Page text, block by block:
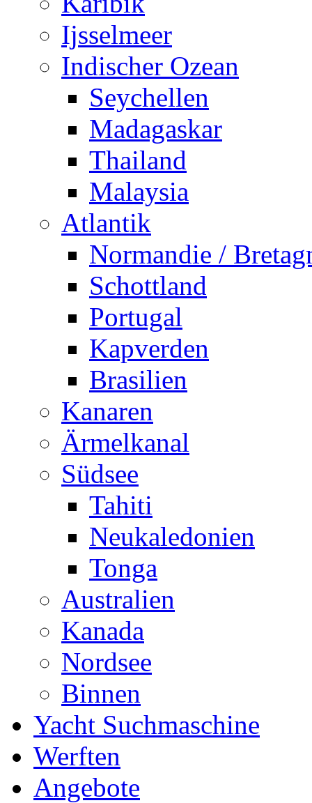
Ijsselmeer
Indischer Ozean
Seychellen
Madagaskar
Thailand
Malaysia
Atlantik
Normandie /
Schottland
Portugal
Kapverden
Brasilien
Kanaren
Ärmelkanal
Südsee
Tahiti
Neukaledonien
Tonga
Australien
Kanada
Nordsee
Binnen
Yacht Suchmaschine
Werften
Angebote